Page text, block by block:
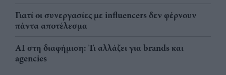
Γιατί οι συνεργασίες με influencers δεν φέρνουν
πάντα αποτέλεσμα
AI στη διαφήμιση: Τι αλλάζει για brands και
agencies